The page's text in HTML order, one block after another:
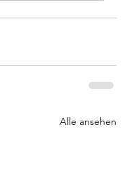
Alle ansehen